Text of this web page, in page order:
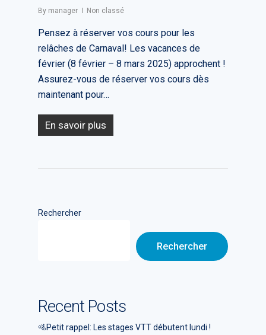
By manager Non classé
Pensez à réserver vos cours pour les
relâches de Carnaval! Les vacances de
février (8 février – 8 mars 2025) approchent !
Assurez-vous de réserver vos cours dès
maintenant pour…
En savoir plus
Rechercher
Rechercher
Recent Posts
🚵Petit rappel: Les stages VTT débutent lundi !